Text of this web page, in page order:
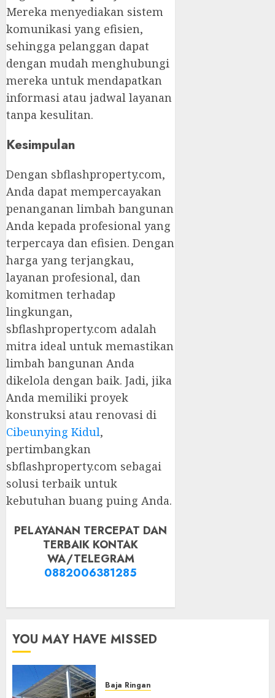
Mereka menyediakan sistem
komunikasi yang efisien,
sehingga pelanggan dapat
dengan mudah menghubungi
mereka untuk mendapatkan
informasi atau jadwal layanan
tanpa kesulitan.
Kesimpulan
Dengan sbflashproperty.com,
Anda dapat mempercayakan
penanganan limbah bangunan
Anda kepada profesional yang
terpercaya dan efisien. Dengan
harga yang terjangkau,
layanan profesional, dan
komitmen terhadap
lingkungan,
sbflashproperty.com adalah
mitra ideal untuk memastikan
limbah bangunan Anda
dikelola dengan baik. Jadi, jika
Anda memiliki proyek
konstruksi atau renovasi di
Cibeunying Kidul,
pertimbangkan
sbflashproperty.com sebagai
solusi terbaik untuk
kebutuhan buang puing Anda.
PELAYANAN TERCEPAT DAN
TERBAIK KONTAK
WA/TELEGRAM
0882006381285
YOU MAY HAVE MISSED
Baja Ringan